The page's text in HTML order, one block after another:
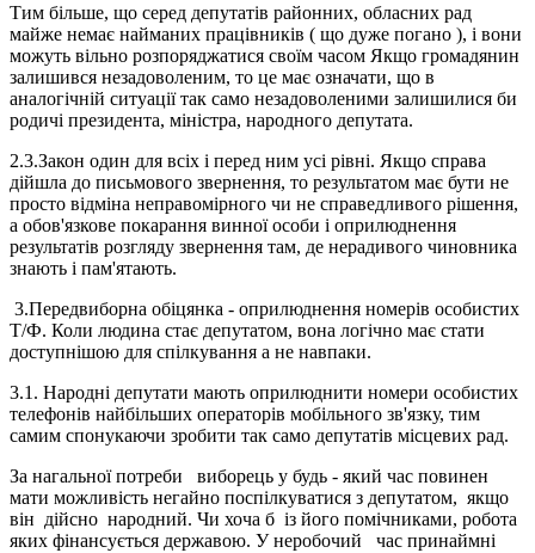
Тим більше, що серед депутатів районних, обласних рад
майже немає найманих працівників ( що дуже погано ), і вони
можуть вільно розпоряджатися своїм часом Якщо громадянин
залишився незадоволеним, то це має означати, що в
аналогічній ситуації так само незадоволеними залишилися би
родичі президента, міністра, народного депутата.
2.3.Закон один для всіх і перед ним усі рівні. Якщо справа
дійшла до письмового звернення, то результатом має бути не
просто відміна неправомірного чи не справедливого рішення,
а обов'язкове покарання винної особи і оприлюднення
результатів розгляду звернення там, де нерадивого чиновника
знають і пам'ятають.
3.Передвиборна обіцянка - оприлюднення номерів особистих
Т/Ф. Коли людина стає депутатом, вона логічно має стати
доступнішою для спілкування а не навпаки.
3.1. Народні депутати мають оприлюднити номери особистих
телефонів найбільших операторів мобільного зв'язку, тим
самим спонукаючи зробити так само депутатів місцевих рад.
За нагальної потреби виборець у будь - який час повинен
мати можливість негайно поспілкуватися з депутатом, якщо
він дійсно народний. Чи хоча б із його помічниками, робота
яких фінансується державою. У неробочий час принаймні